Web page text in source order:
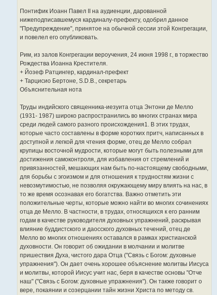
Понтифик Иоанн Павел II на аудиенции, дарованной
нижеподписавшемуся кардиналу-префекту, одобрил данное
"Предупреждение", принятое на обычной сессии этой Конгрегации,
и повелел его опубликовать.
Рим, из залов Конгрегации вероучения, 24 июня 1998 г., в торжество
Рождества Иоанна Крестителя.
+ Йозеф Ратцингер, кардинал-префект
+ Тарцисио Бертоне, S.D.B., секретарь
Объяснительная нота
Труды индийского священника-иезуита отца Энтони де Мелло
(1931- 1987) широко распространились во многих странах мира
среди людей самого разного происхождения1. В этих трудах,
которые часто составлены в форме коротких притч, написанных в
доступной и легкой для чтения форме, отец де Мелло собрал
крупицы восточной мудрости, которые могут быть полезными для
достижения самоконтроля, для избавления от стремлений и
привязанностей, мешающих нам быть по-настоящему свободными,
для борьбы с эгоизмом и для отношения к трудностям жизни с
невозмутимостью, не позволяя окружающему миру влиять на нас, в
то же время осознавая его богатства. Важно отметить эти
положительные черты, которые можно найти во многих сочинениях
отца де Мелло. В частности, в трудах, относящихся к его ранним
годам в качестве руководителя духовных упражнений, раскрывая
влияние буддистского и даосского духовных течений, отец де
Мелло во многих отношениях оставался в рамках христианской
духовности. Он говорит об ожидании в молчании и молитве
пришествия Духа, чистого дара Отца ("Связь с Богом: духовные
упражнения"). Он дает очень хорошее объяснение молитвы Иисуса
и молитвы, которой Иисус учит нас, беря в качестве основы "Отче
наш" ("Связь с Богом: духовные упражнения"). Он также говорит о
вере, покаянии и созерцании тайн жизни Христа по методу св.